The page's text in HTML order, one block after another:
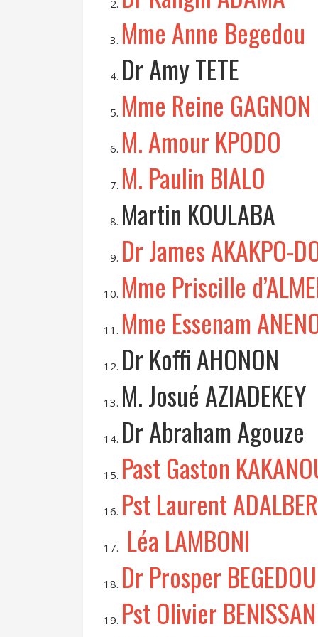
Mme Anne Begedou
Dr Amy TETE
Mme Reine GAGNON
M. Amour KPODO
M. Paulin BIALO
Martin KOULABA
Dr James AKAKPO-
Mme Priscille
Mme Essenam
Dr Koffi AHONON
M. Josué AZIADEKEY
Dr Abraham Agouze
Past Gaston
Pst Laurent
Léa LAMBONI
Dr Prosper BEGEDOU
Pst Olivier BENISSAN